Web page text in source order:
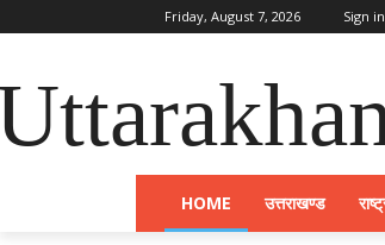
Friday, August 7, 2026 Sign
HOME उत्तराखण्ड